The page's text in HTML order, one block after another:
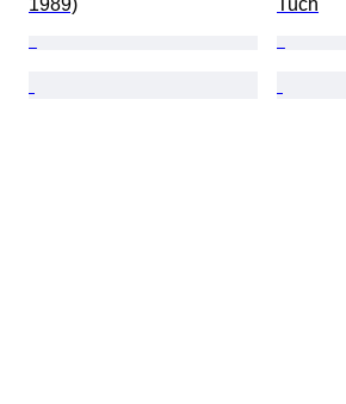
1989)
Tuch